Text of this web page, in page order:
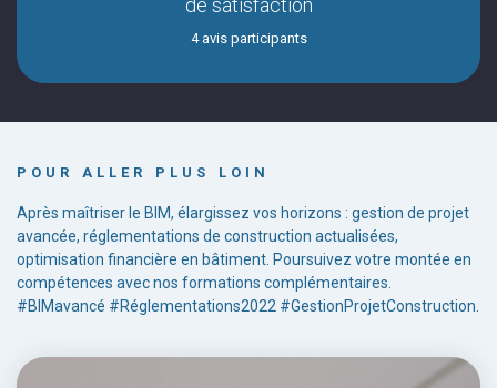
de satisfaction
4 avis participants
POUR ALLER PLUS LOIN
Après maîtriser le BIM, élargissez vos horizons : gestion de projet
avancée, réglementations de construction actualisées,
optimisation financière en bâtiment. Poursuivez votre montée en
compétences avec nos formations complémentaires.
#BIMavancé #Réglementations2022 #GestionProjetConstruction.